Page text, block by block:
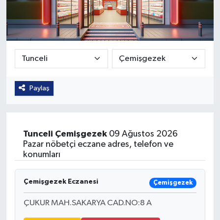
Paylaş
Tunceli Çemişgezek09 Ağustos 2026
Pazar nöbetçi eczane adres, telefon ve
konumları
Çemişgezek Eczanesi Çemişgezek
ÇUKUR MAH.SAKARYA CAD.NO:8 A
Güvenlik
Kültür-Sanat
Magazin
Özel Haber
Sağlık
Siyaset
Spor
Teknoloji